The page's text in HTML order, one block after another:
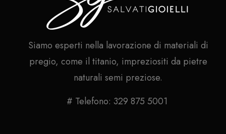
Siamo esperti nella lavorazione di materiali di
pregio, come il titanio, impreziositi da pietre
naturali semi preziose.
# Telefono: 329 875 5001